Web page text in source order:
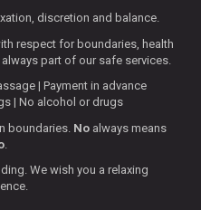
discretion and balance.
respect for boundaries, health
part of our safe services.
Payment in advance
No alcohol or drugs
boundaries. Noalways means
.
We wish you a relaxing